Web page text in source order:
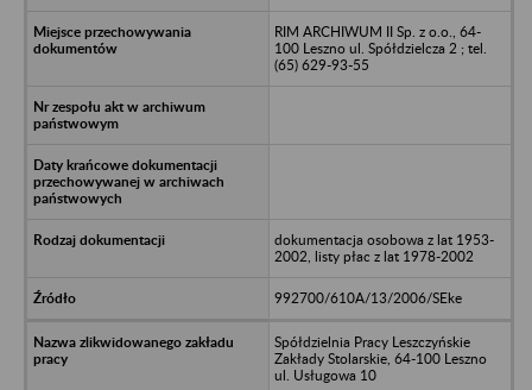
RIM ARCHIWUM II Sp. z o.o., 64-
100 Leszno ul. Spółdzielcza 2 ; tel.
(65) 629-93-55
dokumentacja osobowa z lat 1953-
2002, listy płac z lat 1978-2002
992700/610A/13/2006/SEke
Spółdzielnia Pracy Leszczyńskie
Zakłady Stolarskie, 64-100 Leszno
ul. Usługowa 10